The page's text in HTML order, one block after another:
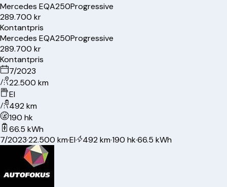
Mercedes EQA250Progressive
289.700 kr
Kontantpris
Mercedes EQA250Progressive
289.700 kr
Kontantpris
7/2023
22.500 km
El
492 km
190 hk
66.5 kWh
7/2023·22.500 km·El· 492 km·190 hk·66.5 kWh